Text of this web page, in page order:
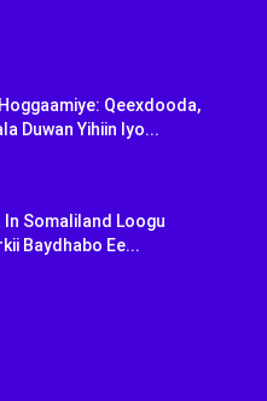
Qeexdooda,
Duwan Yihiin Iyo...
In Somaliland Loogu
Baydhabo Ee...